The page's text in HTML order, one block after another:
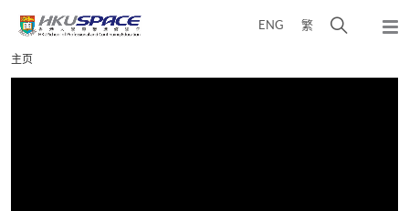
content
ENG 繁
弹
Main
content
主页